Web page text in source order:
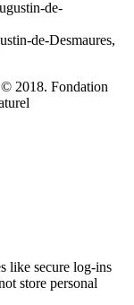
de-
de-Desmaures,
© 2018. Fondation
like secure log-ins
store personal